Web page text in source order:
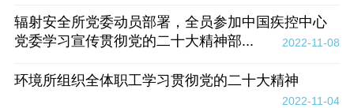
辐射安全所党委动员部署，全员参加中国疾控中心
党委学习宣传贯彻党的二十大精神部...
2022-11-08
环境所组织全体职工学习贯彻党的二十大精神
2022-11-04